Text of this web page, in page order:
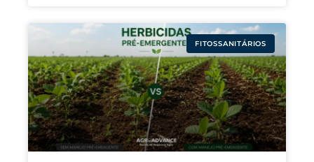
FITOSSANITÁRIOS